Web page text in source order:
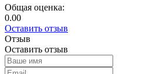
Общая оценка:
0.00
Оставить отзыв
Отзыв
Оставить отзыв